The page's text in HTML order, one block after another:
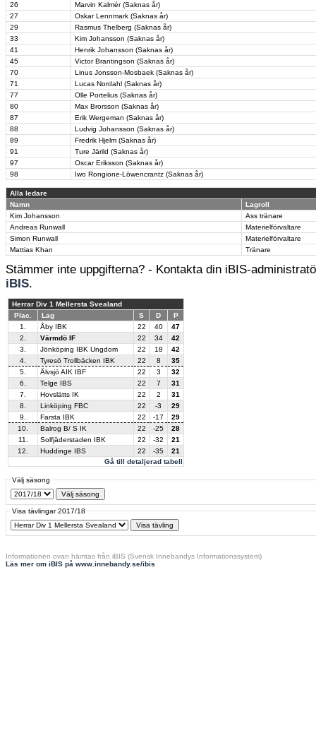
26
Marvin Kalmér (Saknas år)
27
Oskar Lennmark (Saknas år)
29
Rasmus Thelberg (Saknas år)
33
Kim Johansson (Saknas år)
41
Henrik Johansson (Saknas år)
45
Victor Brantingson (Saknas år)
70
Linus Jonsson-Mosbaek (Saknas år)
71
Lucas Nordahl (Saknas år)
77
Olle Portelius (Saknas år)
80
Max Brorsson (Saknas år)
87
Erik Wergeman (Saknas år)
88
Ludvig Johansson (Saknas år)
89
Fredrik Hjelm (Saknas år)
91
Ture Järild (Saknas år)
97
Oscar Eriksson (Saknas år)
98
Iwo Rongione-Löwencrantz (Saknas år)
Alla ledare
Namn
Lagroll
Kim Johansson
Ass tränare
Andreas Runwall
Materielförvaltare
Simon Runwall
Materielförvaltare
Mattias Khan
Tränare
Stämmer inte uppgifterna? - Kontakta din iBIS-
iBIS.
Herrar Div 1 Mellersta Svealand
Plac.
Lag S D P
Gå till detaljerad tabell
1. Åby IBK 22 40
47
2.
Värmdö IF 22 34
42
3.
Jönköping IBK Ungdom 22 18
42
4.
Tyresö Trollbäcken IBK 22 8
35
5.
Älvsjö AIK IBF 22 3
32
6.
Telge IBS 22 7
31
7.
Hovslätts IK 22 2
31
8.
Linköping FBC 22 -3
29
9.
Farsta IBK 22 -17
29
10.
Balrog B/ S IK 22 -25
28
11.
Solfjäderstaden IBK 22 -32
21
12.
Huddinge IBS 22 -35 21
Välj säsong
Visa tävlingar 2017/18
Informationen ovan hämtas från iBIS (Svensk Innebandys Informationssystem)
Läs mer om iBIS på www.innebandy.se/ibis